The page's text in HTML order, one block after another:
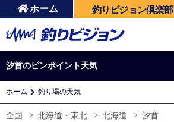
ホーム 釣りビジョン倶楽部
汐首のピンポイント天気
ホーム 釣り場の天気
全国 北海道・東北 北海道 汐首